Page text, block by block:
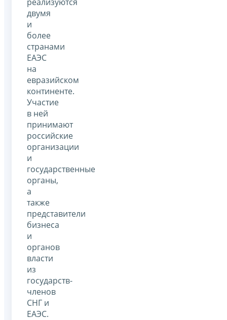
двумя
и
более
странами
ЕАЭС
на
евразийском
континенте.
Участие
в ней
принимают
российские
организации
и
государственные
органы,
а
также
представители
бизнеса
и
органов
власти
из
государств-
членов
СНГ и
ЕАЭС.